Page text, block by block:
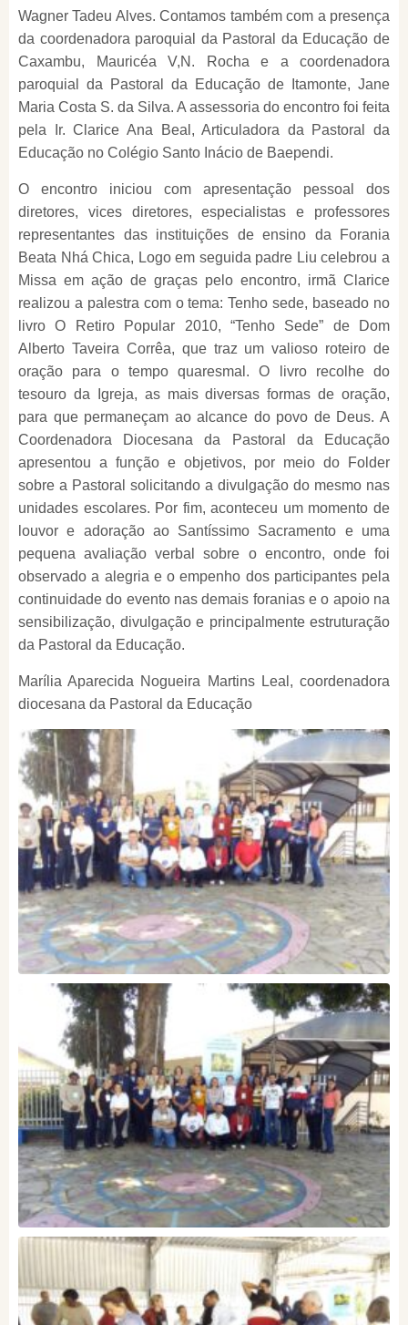
Wagner Tadeu Alves. Contamos também com a presença
da coordenadora paroquial da Pastoral da Educação de
Caxambu, Mauricéa V,N. Rocha e a coordenadora
paroquial da Pastoral da Educação de Itamonte, Jane
Maria Costa S. da Silva. A assessoria do encontro foi feita
pela Ir. Clarice Ana Beal, Articuladora da Pastoral da
Educação no Colégio Santo Inácio de Baependi.
O encontro iniciou com apresentação pessoal dos
diretores, vices diretores, especialistas e professores
representantes das instituições de ensino da Forania
Beata Nhá Chica, Logo em seguida padre Liu celebrou a
Missa em ação de graças pelo encontro, irmã Clarice
realizou a palestra com o tema: Tenho sede, baseado no
livro O Retiro Popular 2010, “Tenho Sede” de Dom
Alberto Taveira Corrêa, que traz um valioso roteiro de
oração para o tempo quaresmal. O livro recolhe do
tesouro da Igreja, as mais diversas formas de oração,
para que permaneçam ao alcance do povo de Deus. A
Coordenadora Diocesana da Pastoral da Educação
apresentou a função e objetivos, por meio do Folder
sobre a Pastoral solicitando a divulgação do mesmo nas
unidades escolares. Por fim, aconteceu um momento de
louvor e adoração ao Santíssimo Sacramento e uma
pequena avaliação verbal sobre o encontro, onde foi
observado a alegria e o empenho dos participantes pela
continuidade do evento nas demais foranias e o apoio na
sensibilização, divulgação e principalmente estruturação
da Pastoral da Educação.
Marília Aparecida Nogueira Martins Leal, coordenadora
diocesana da Pastoral da Educação